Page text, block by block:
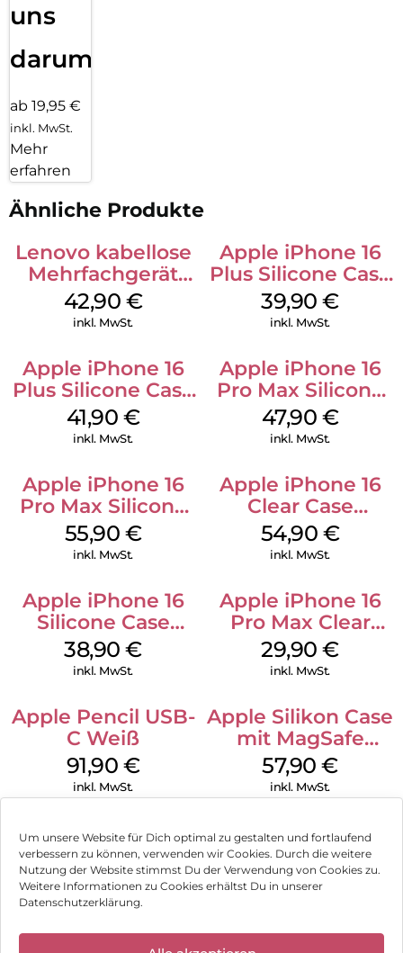
Um unsere Website für Dich optimal zu gestalten und fortlaufend
verbessern zu können, verwenden wir Cookies. Durch die weitere
Nutzung der Website stimmst Du der Verwendung von Cookies zu.
Weitere Informationen zu Cookies erhältst Du in unserer
Datenschutzerklärung.
uns
darum!
ab 19,95 €
inkl. MwSt.
Mehr
erfahren
Ähnliche Produkte
Lenovo kabellose
Mehrfachgerät
Luna Grey
42,90 €
inkl. MwSt.
Apple iPhone 16
Plus Silicone Case
MagSafe Plum
39,90€
inkl. MwSt.
Apple iPhone 16
Plus Silicone Case
MagSafe Stone
Gray
41,90 €
inkl. MwSt.
Apple iPhone 16
Pro Max Silicone
Case MagSafe
Black
47,90 €
inkl. MwSt.
Apple iPhone 16
Pro Max Silicone
Case MagSafe
Stone Gray
55,90 €
inkl. MwSt.
Apple iPhone 16
Clear Case
MagSafe
Transparent
54,90 €
inkl. MwSt.
Apple iPhone 16
Silicone Case
MagSafe
Ultramarine
38,90€
inkl. MwSt.
Apple iPhone 16
Pro Max Clear
Case MagSafe
Transparent
29,90€
inkl. MwSt.
Apple Pencil USB-
C Weiß
91,90 €
inkl. MwSt.
Apple Silikon Case
mit MagSafe
iPhone 14 Pro
(PRODUCT)RED
57,90€
inkl. MwSt.
Impressum